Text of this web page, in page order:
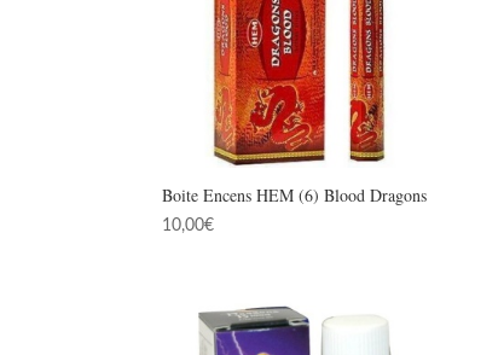
Boite Encens HEM (6) Blood Dragons
10,00€